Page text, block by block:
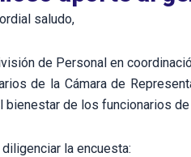
saludo,
de Personal en
de la Cámara de
bienestar de los funcionarios de
diligenciar la encuesta: